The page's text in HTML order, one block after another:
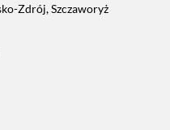
Zdrój, Szczaworyż